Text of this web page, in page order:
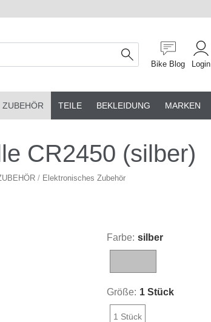
Bike Blog Login
ZUBEHÖR TEILE BEKLEIDUNG MARKEN
CR2450 (silber)
/ Elektronisches Zubehör
Farbe: silber
Größe: 1 Stück
1 Stück